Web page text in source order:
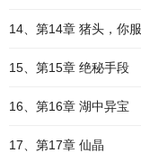
14、第14章 猪头，你
15、第15章 绝秘手段
16、第16章 湖中异宝
17、第17章 仙晶